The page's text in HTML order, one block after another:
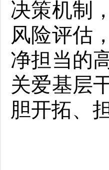
决策机制
风险评估
净担当的
关爱基层
胆开拓、